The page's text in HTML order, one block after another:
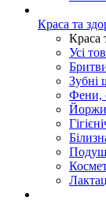
Краса та
Краса
Усі
Зубні
Фени,